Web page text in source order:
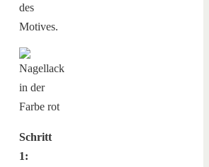
des
Motives.
Schritt
1: